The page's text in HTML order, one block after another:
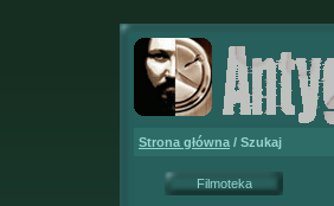
Strona główna / Szukaj
Filmoteka